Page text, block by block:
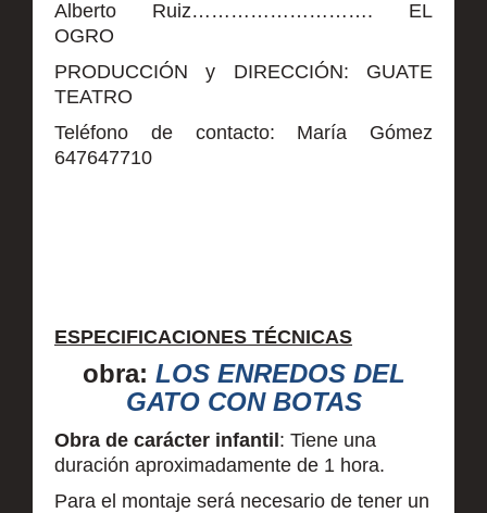
Alberto Ruiz………………………. EL
OGRO
PRODUCCIÓN y DIRECCIÓN: GUATE
TEATRO
Teléfono de contacto: María Gómez
647647710
ESPECIFICACIONES TÉCNICAS
obra: LOS ENREDOS DEL
GATO CON BOTAS
Obra de carácter infantil: Tiene una
duración aproximadamente de 1 hora.
Para el montaje será necesario de tener un